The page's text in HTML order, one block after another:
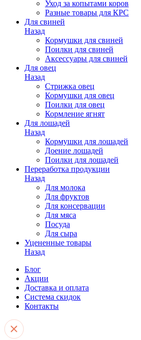
Уход за копытами коров
Разные товары для КРС
Для свиней
Назад
Кормушки для свиней
Поилки для свиней
Аксессуары для свиней
Для овец
Назад
Стрижка овец
Кормушки для овец
Поилки для овец
Кормление ягнят
Для лошадей
Назад
Кормушки для лошадей
Доение лошадей
Поилки для лошадей
Переработка продукции
Назад
Для молока
Для фруктов
Для консервации
Для мяса
Посуда
Для сыра
Уцененные товары
Назад
Блог
Акции
Доставка и оплата
Система скидок
Контакты